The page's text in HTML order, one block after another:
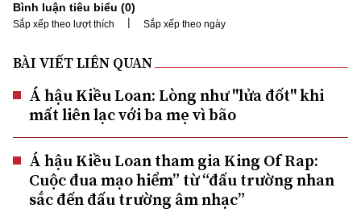
Bình luận tiêu biểu (0)
Sắp xếp theo lượt thích | Sắp xếp theo ngày
BÀI VIẾT LIÊN QUAN
Á hậu Kiều Loan: Lòng như "lửa đốt" khi
mất liên lạc với ba mẹ vì bão
Á hậu Kiều Loan tham gia King Of Rap:
Cuộc đua mạo hiểm” từ “đấu trường nhan
sắc đến đấu trường âm nhạc”